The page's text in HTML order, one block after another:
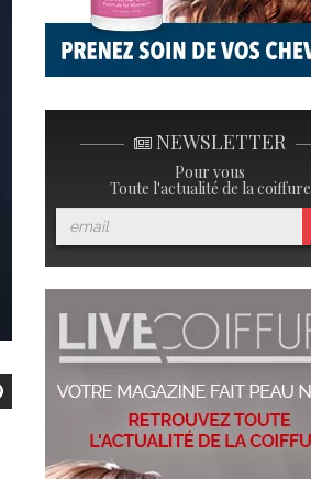
NEWSLETTER
Pour vous
Toute l'actualité de la coiffure